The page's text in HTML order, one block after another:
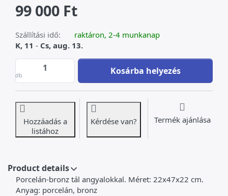
99 000 Ft
Szállítási idő:
raktáron, 2-4 munkanap
K, 11 - Cs, aug. 13.
db
Porcelán-bronz tál angyalokkal at 99 000
Kosárba helyezés
Hozzáadás a
listához
Kérdése van? Termék ajánlása
Product details
Porcelán-bronz tál angyalokkal. Méret: 22x47x22 cm.
Anyag: porcelán, bronz